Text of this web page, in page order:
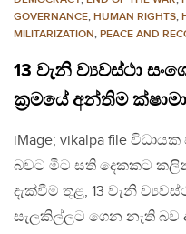
GOVERNANCE, HUMAN RIGHTS,
MILITARIZATION, PEACE AND
13 වැනි ව්‍යවස්ථා
ක්‍රමයේ අන්තිම
iMage; vikalpa file
බවට මීට සති දෙකකට
දැක්වීම තුළ, 13 වැනි
සැලකිල්ලට ගෙන නැති බව